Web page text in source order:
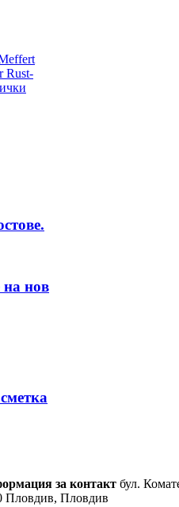
Rust-
нов
за контакт бул.
Пловдив, Пловдив